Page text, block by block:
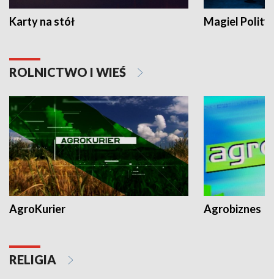
Karty na stół Magiel
ROLNICTWO I WIEŚ
AgroKurier Agrobiznes
RELIGIA